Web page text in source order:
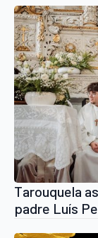
Tarouquela
padre Luís